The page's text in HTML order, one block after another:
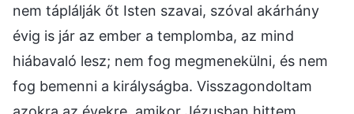
nem táplálják őt Isten szavai, szóval akárhány
évig is jár az ember a templomba, az mind
hiábavaló lesz; nem fog megmenekülni, és nem
fog bemenni a királyságba. Visszagondoltam